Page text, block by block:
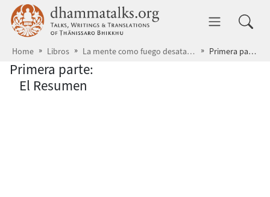
Skip to main content dhammatalks.org
Home Libros La mente como fuego desatado Primera parte
Primera parte:
El Resumen